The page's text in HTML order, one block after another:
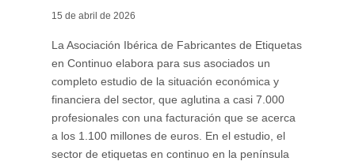
15 de abril de 2026
La Asociación Ibérica de Fabricantes de Etiquetas
en Continuo elabora para sus asociados un
completo estudio de la situación económica y
financiera del sector, que aglutina a casi 7.000
profesionales con una facturación que se acerca
a los 1.100 millones de euros. En el estudio, el
sector de etiquetas en continuo en la península